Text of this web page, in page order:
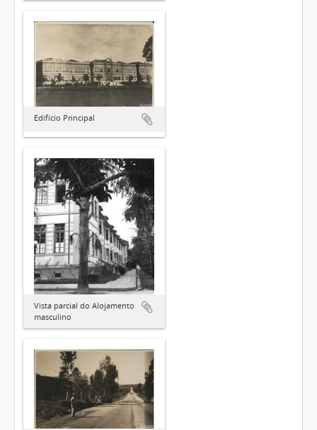
Edifício Principal
Vista parcial do Alojamento
masculino